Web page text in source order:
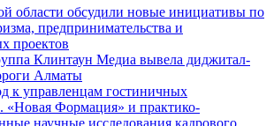
области обсудили новые инициативы по
предпринимательства и
проектов
Клинтаун Медиа вывела диджитал-
Алматы
к управленцам гостиничных
«Новая Формация» и практико-